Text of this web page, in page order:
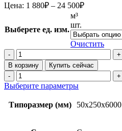
Цена: 1 880₽ – 24 500₽Диапазон
880₽
–
24
500₽
Выберете ед. изм.
м³
шт.
Очистить
Количество
товара
Строганная
доска
сухая
мм
В корзину Купить сейчас
Количество
товара
Строганная
доска
сухая
Выберите параметрыЭтот
имеет
Типоразмер (мм) 50x250x6000